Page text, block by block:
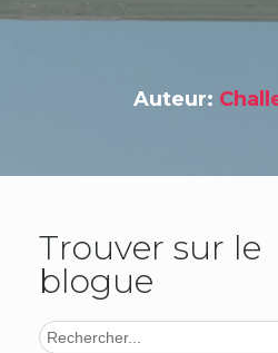
Auteur:
Trouver sur le
blogue